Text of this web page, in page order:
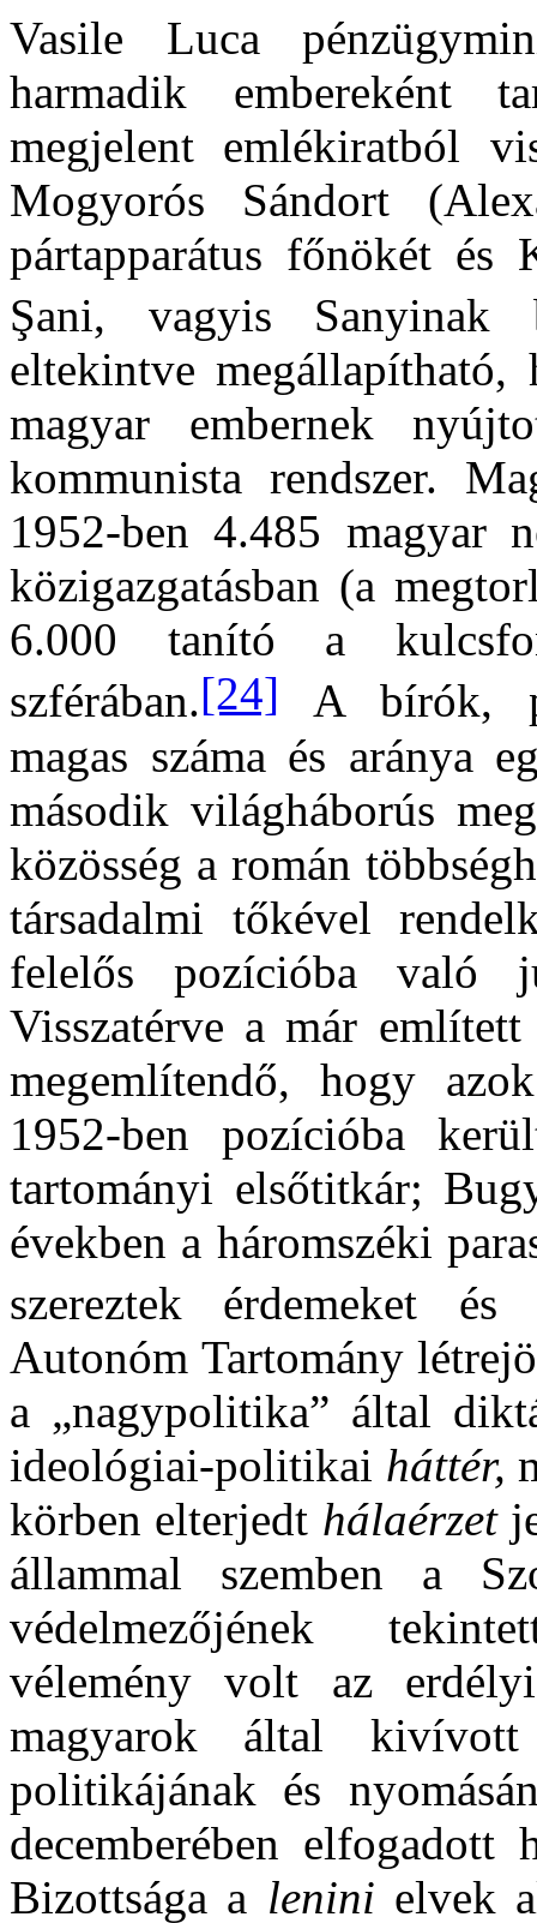
Vasile Luca
harmadik embereként
megjelent emlékiratból
Mogyorós Sándort
pártapparátus főnökét és
Şani, vagyis Sanyinak
eltekintve
magyar embernek
kommunista rendszer.
1952-ben 4.485 magyar
közigazgatásban (a
6.000 tanító a
szférában.[24] A bírók,
magas száma és aránya
második világháborús
közösség a román
társadalmi tőkével
felelős pozícióba való
Visszatérve a már említett
megemlítendő, hogy
1952-ben pozícióba
tartományi elsőtitkár;
években a háromszéki
szereztek érdemeket és
Autonóm Tartomány
a „nagypolitika” által
ideológiai-politikai háttér,
körben elterjedt hálaérzet
állammal szemben a
védelmezőjének
vélemény volt az
magyarok által
politikájának és
decemberében elfogadott
Bizottsága a lenini elvek